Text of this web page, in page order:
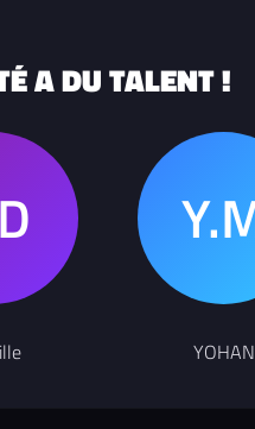
A DU TALENT !
YOHAN